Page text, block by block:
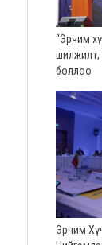
“Эрчим
шилжилт,
боллоо
Эрчим